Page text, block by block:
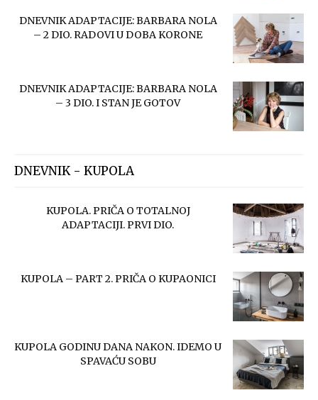
DNEVNIK ADAPTACIJE: BARBARA NOLA
– 2 DIO. RADOVI U DOBA KORONE
DNEVNIK ADAPTACIJE: BARBARA NOLA
– 3 DIO. I STAN JE GOTOV
DNEVNIK - KUPOLA
KUPOLA. PRIČA O TOTALNOJ
ADAPTACIJI. PRVI DIO.
KUPOLA – PART 2. PRIČA O KUPAONICI
KUPOLA GODINU DANA NAKON. IDEMO U
SPAVAĆU SOBU